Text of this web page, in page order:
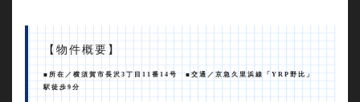
【物件概要】
■所在／横須賀市長沢 3 丁目 11 番 14 号 ■交通／京急久里浜線「 YRP 野比」
駅徒歩 9 分